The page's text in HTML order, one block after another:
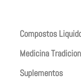
Compostos
Medicina
Suplementos